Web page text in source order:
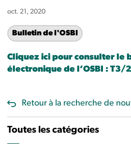
oct. 21, 2020
Bulletin de l'OSBI
Cliquez ici pour consulter le
électronique de l’OSBI : T3/
Retour à la recherche de
Toutes les catégories